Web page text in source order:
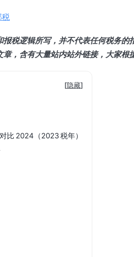
税
报税逻辑所写，并不代表任何税务
，含有大量站内站外链接，大家根
[隐藏]
比 2024（2023 税年）